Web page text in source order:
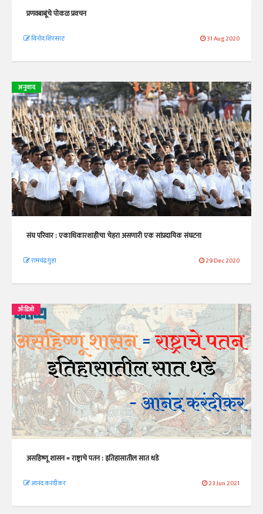
प्रणवबाबूंचे पोकळ प्रवचन
विनोद शिरसाठ 31 Aug 2020
अनुवाद
संघ परिवार : एकाधिकारशाहीचा चेहरा असणारी एक सांप्रदायिक संघटना
रामचंद्र गुहा 29 Dec 2020
ऑडिओ
असहिष्णू शासन = राष्ट्राचे पतन : इतिहासातील सात धडे
आनंद करंदीकर 23 Jun 2021